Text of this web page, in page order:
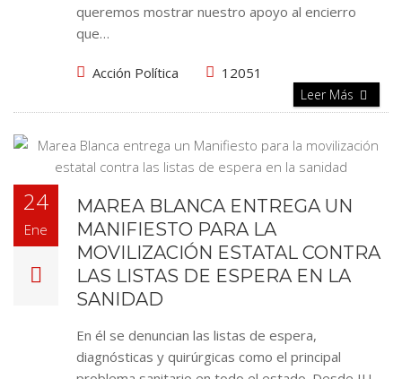
queremos mostrar nuestro apoyo al encierro
que…
Acción Política 12051
Leer Más
24
Ene
MAREA BLANCA ENTREGA UN
MANIFIESTO PARA LA
MOVILIZACIÓN ESTATAL CONTRA
LAS LISTAS DE ESPERA EN LA
SANIDAD
En él se denuncian las listas de espera,
diagnósticas y quirúrgicas como el principal